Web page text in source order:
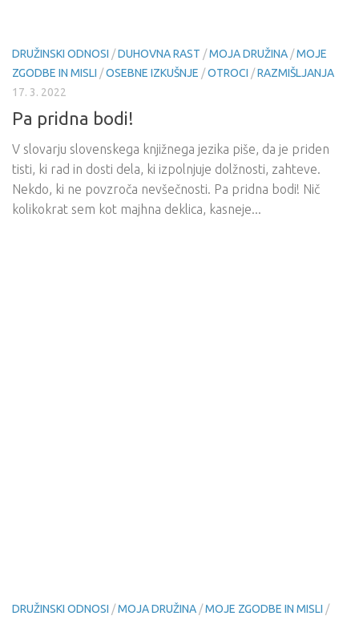
DRUŽINSKI ODNOSI /DUHOVNA RAST /MOJA DRUŽINA /MOJE
ZGODBE IN MISLI /OSEBNE IZKUŠNJE /OTROCI /RAZMIŠLJANJA
17. 3. 2022
Pa pridna bodi!
V slovarju slovenskega knjižnega jezika piše, da je priden
tisti, ki rad in dosti dela, ki izpolnjuje dolžnosti, zahteve.
Nekdo, ki ne povzroča nevšečnosti. Pa pridna bodi! Nič
kolikokrat sem kot majhna deklica, kasneje...
DRUŽINSKI ODNOSI /MOJA DRUŽINA /MOJE ZGODBE IN MISLI /